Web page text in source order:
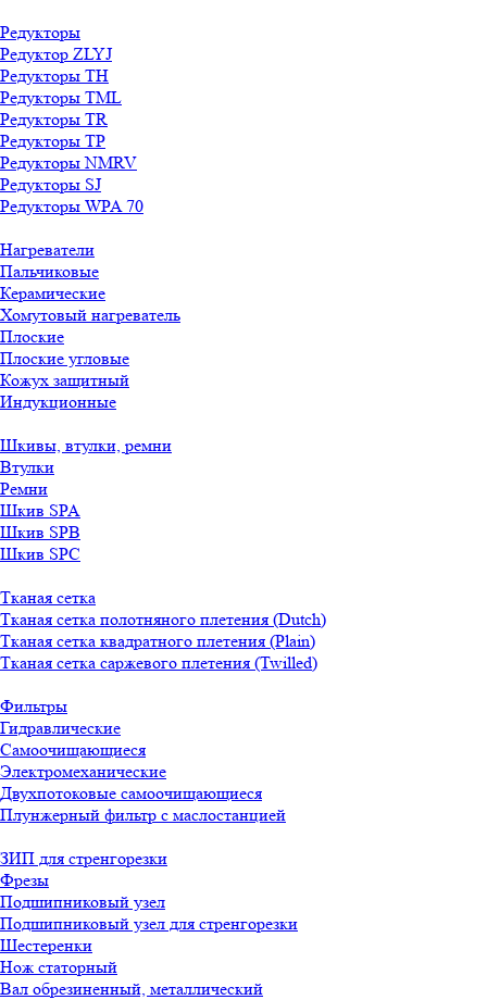
Редукторы
Редуктор ZLYJ
Редукторы TH
Редукторы TML
Редукторы TR
Редукторы TP
Редукторы NMRV
Редукторы SJ
Редукторы WPA 70
Нагреватели
Пальчиковые
Керамические
Хомутовый нагреватель
Плоские
Плоские угловые
Кожух защитный
Индукционные
Шкивы, втулки, ремни
Втулки
Ремни
Шкив SPA
Шкив SPB
Шкив SPC
Тканая сетка
Тканая сетка полотняного плетения (Dutch)
Тканая сетка квадратного плетения (Plain)
Тканая сетка саржевого плетения (Twilled)
Фильтры
Гидравлические
Самоочищающиеся
Электромеханические
Двухпотоковые самоочищающиеся
Плунжерный фильтр с маслостанцией
ЗИП для стренгорезки
Фрезы
Подшипниковый узел
Подшипниковый узел для стренгорезки
Шестеренки
Нож статорный
Вал обрезиненный, металлический